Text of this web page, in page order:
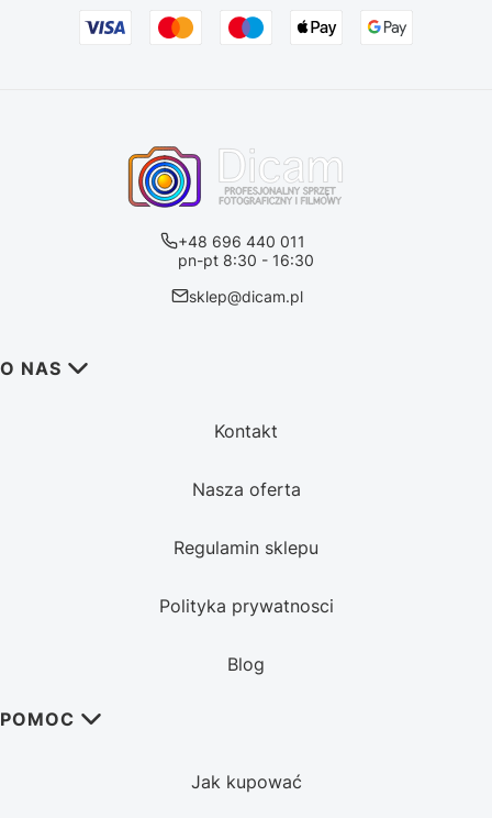
+48 696 440 011
pn-pt 8:30 - 16:30
sklep@dicam.pl
Linki w stopce
O NAS
Kontakt
Nasza oferta
Regulamin sklepu
Polityka prywatnosci
Blog
POMOC
Jak kupować